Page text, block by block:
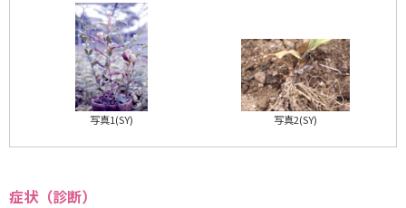
写真1(SY) 写真2(SY)
症状（診断）